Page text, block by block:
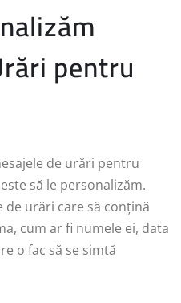
pentru
de urări pentru
să le personalizăm.
de urări care să conțină
cum ar fi numele ei, data
o fac să se simtă